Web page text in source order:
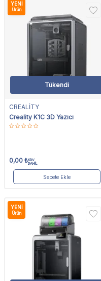
YENI
Ürün
Tükendi
CREALİTY
Creality K1C 3D Yazıcı
0,00 ₺KDV
DAHİL
Sepete Ekle
YENI
Ürün